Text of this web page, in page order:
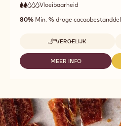
2
out
Vloeibaarheid
vloeibaarheid
80% Min. % droge
VERGELIJK
-
POWER
80
MEER INFO
-